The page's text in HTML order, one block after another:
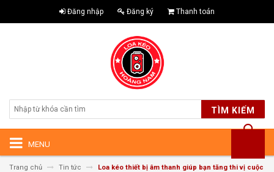
Đăng nhập Đăng ký Thanh toán
TÌM KIẾM
MENU
Trang chủ Tin tức
Loa kéo thiết bị âm thanh giúp bạn tăng thi vị cuộc